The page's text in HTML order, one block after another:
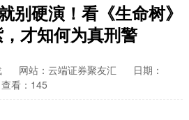
别硬演！看《生命树》
才知何为真刑警
网站：云端证券聚友汇
日期：
查看：145